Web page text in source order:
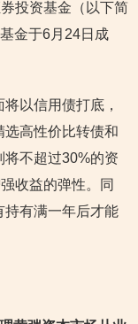
投资基金（以下简
金于6月24日成
以信用债打底，
高性价比转债和
不超过30%的资
收益的弹性。同
持有满一年后才能